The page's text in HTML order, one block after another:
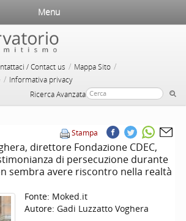
/ Contact us / Mappa Sito /
/ Informativa privacy
Ricerca Avanzata
Menu
Stampa
direttore Fondazione CDEC,
di persecuzione durante
sembra avere riscontro nella realtà
Fonte: Moked.it
Autore: Gadi Luzzatto Voghera